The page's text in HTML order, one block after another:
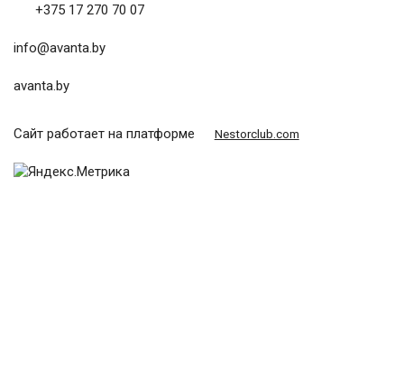
+375 17 270 70 07
info@avanta.by
avanta.by
Сайт работает на платформе Nestorclub.com